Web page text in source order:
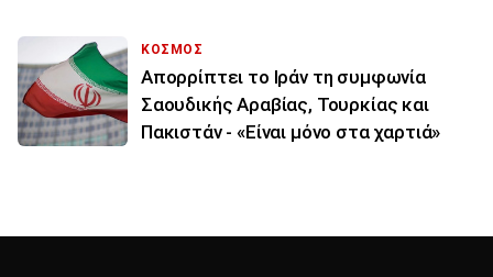
ΚΟΣΜΟΣ
Απορρίπτει το Ιράν τη συμφωνία
Σαουδικής Αραβίας, Τουρκίας και
Πακιστάν - «Είναι μόνο στα χαρτιά»